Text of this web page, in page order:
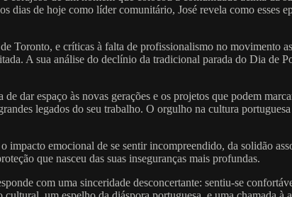
dias de hoje como líder comunitário, José revela como esses
Toronto, e críticas à falta de profissionalismo no movimento
A sua análise do declínio da tradicional parada do Dia de
dar espaço às novas gerações e os projetos que podem
legados do seu trabalho. O orgulho na cultura
emocional de se sentir incompreendido, da solidão
que nasceu das suas inseguranças mais profundas.
com uma sinceridade desconcertante: sentiu-se